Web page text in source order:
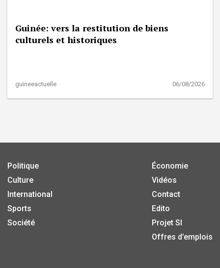
Guinée: vers la restitution de biens
culturels et historiques
guineeactuelle 06/08/2026
Politique
Culture
International
Sports
Société
Économie
Vidéos
Contact
Edito
Projet SI
Offres d’emplois